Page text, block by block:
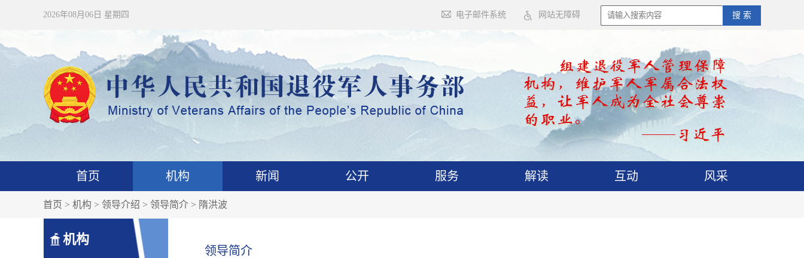
2026年08月06日 星期四 搜 索
电子邮件系统 网站无障碍
首页 机构 新闻 公开 服务 解读 互动 风采
首页 > 机构 > 领导介绍 > 领导简介 > 隋洪波
机构
领导简介